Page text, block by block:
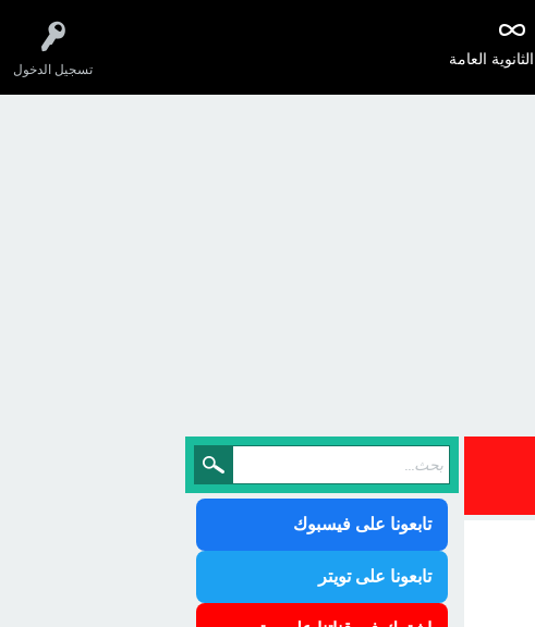
تسجيل الدخول
العامة
تابعونا على فيسبوك
تابعونا على تويتر